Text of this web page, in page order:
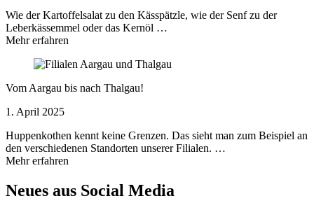
Wie der Kartoffelsalat zu den Kässpätzle, wie der Senf zu der
Leberkässemmel oder das Kernöl …
Mehr erfahren
Vom Aargau bis nach Thalgau!
1. April 2025
Huppenkothen kennt keine Grenzen. Das sieht man zum Beispiel an
den verschiedenen Standorten unserer Filialen. …
Mehr erfahren
Neues aus Social Media